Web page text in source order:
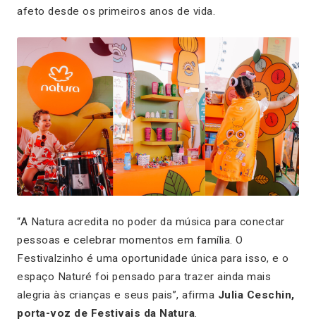
afeto desde os primeiros anos de vida.
“A Natura acredita no poder da música para conectar
pessoas e celebrar momentos em família. O
Festivalzinho é uma oportunidade única para isso, e o
espaço Naturé foi pensado para trazer ainda mais
alegria às crianças e seus pais”, afirma Julia Ceschin,
porta-voz de Festivais da Natura.